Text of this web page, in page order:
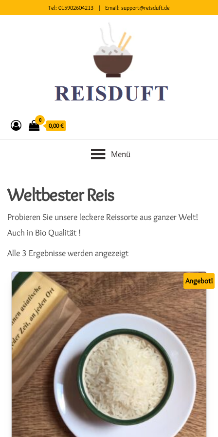
Tel: 015902604213 | Email: support@reisduft.de
0
0,00 €
Menü
Weltbester Reis
Probieren Sie unsere leckere Reissorte aus ganzer Welt!
Auch in Bio Qualität !
Alle 3 Ergebnisse werden angezeigtNach Beliebtheit sortiert
Angebot!